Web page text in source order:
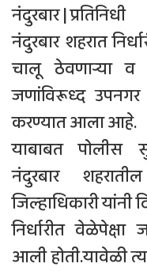
नंदुरबार | प्रतिनिधी
नंदुरबार शहरात
चालू ठेवणार्‍या
जणांविरूध्द
करण्यात आला आहे.
याबाबत पोलीस
नंदुरबार
जिल्हाधिकारी
निर्धारीत
आली होती.यावेळी